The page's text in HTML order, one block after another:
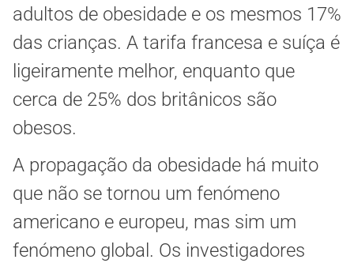
adultos de obesidade e os mesmos 17%
das crianças. A tarifa francesa e suíça é
ligeiramente melhor, enquanto que
cerca de 25% dos britânicos são
obesos.
A propagação da obesidade há muito
que não se tornou um fenómeno
americano e europeu, mas sim um
fenómeno global. Os investigadores